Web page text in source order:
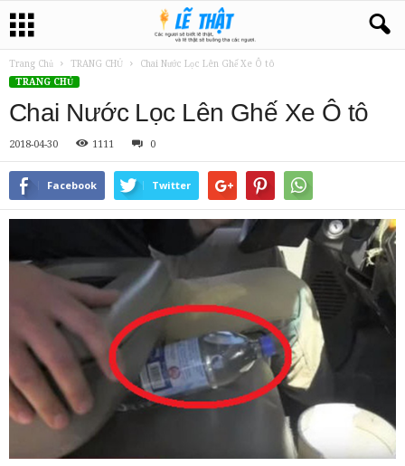
Trang Chủ TRANG CHỦ
Chai Nước Lọc Lên Ghế Xe Ô tô
TRANG CHỦ
Chai Nước Lọc Lên Ghế Xe Ô tô
2018-04-30 1111 0
Facebook Twitter